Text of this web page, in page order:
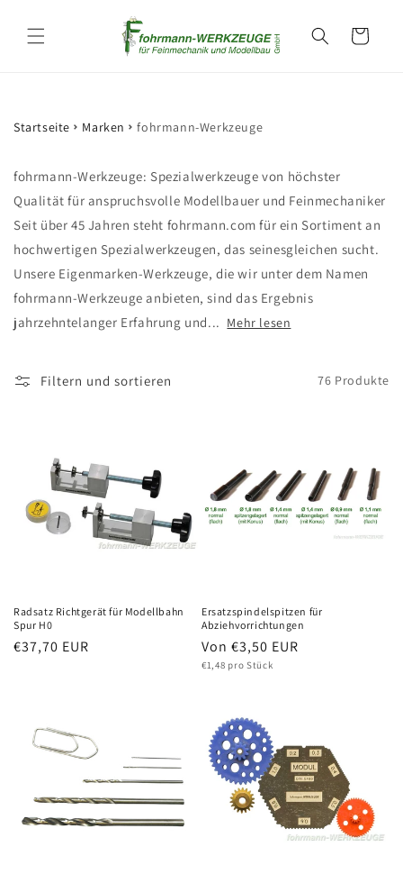
Inhalt
Warenkorb
Startseite Marken fohrmann-Werkzeuge
fohrmann-Werkzeuge: Spezialwerkzeuge von höchster
Qualität für anspruchsvolle Modellbauer und Feinmechaniker
Seit über 45 Jahren steht fohrmann.com für ein Sortiment an
hochwertigen Spezialwerkzeugen, das seinesgleichen sucht.
Unsere Eigenmarken-Werkzeuge, die wir unter dem Namen
fohrmann-Werkzeuge anbieten, sind das Ergebnis
jahrzehntelanger Erfahrung und... Mehr lesen
Filtern und sortieren 76 Produkte
Radsatz Richtgerät für Modellbahn
Spur H0
Normaler
€37,70 EUR
Ersatzspindelspitzen für
Abziehvorrichtungen
Normaler
Preis
Von €3,50 EUR
Grundpreis
€1,48 pro Stück